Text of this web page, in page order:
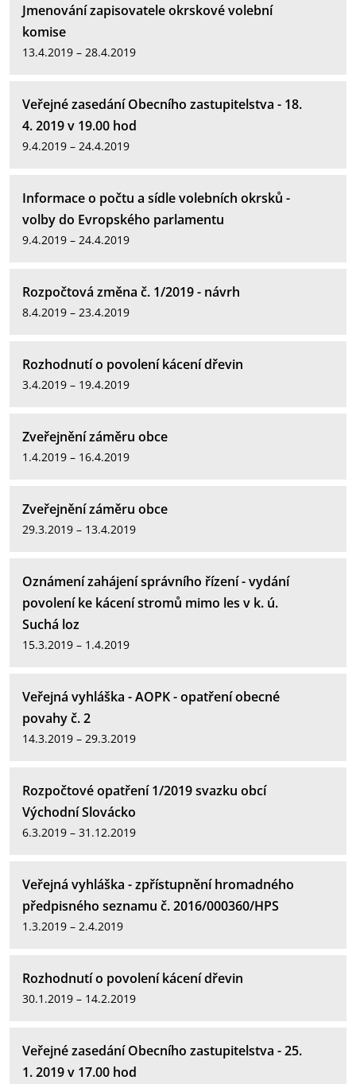
Jmenování zapisovatele okrskové volební
komise
13.4.2019 – 28.4.2019
Veřejné zasedání Obecního zastupitelstva - 18.
4. 2019 v 19.00 hod
9.4.2019 – 24.4.2019
Informace o počtu a sídle volebních okrsků -
volby do Evropského parlamentu
9.4.2019 – 24.4.2019
Rozpočtová změna č. 1/2019 - návrh
8.4.2019 – 23.4.2019
Rozhodnutí o povolení kácení dřevin
3.4.2019 – 19.4.2019
Zveřejnění záměru obce
1.4.2019 – 16.4.2019
Zveřejnění záměru obce
29.3.2019 – 13.4.2019
Oznámení zahájení správního řízení - vydání
povolení ke kácení stromů mimo les v k. ú.
Suchá loz
15.3.2019 – 1.4.2019
Veřejná vyhláška - AOPK - opatření obecné
povahy č. 2
14.3.2019 – 29.3.2019
Rozpočtové opatření 1/2019 svazku obcí
Východní Slovácko
6.3.2019 – 31.12.2019
Veřejná vyhláška - zpřístupnění hromadného
předpisného seznamu č. 2016/000360/HPS
1.3.2019 – 2.4.2019
Rozhodnutí o povolení kácení dřevin
30.1.2019 – 14.2.2019
Veřejné zasedání Obecního zastupitelstva - 25.
1. 2019 v 17.00 hod